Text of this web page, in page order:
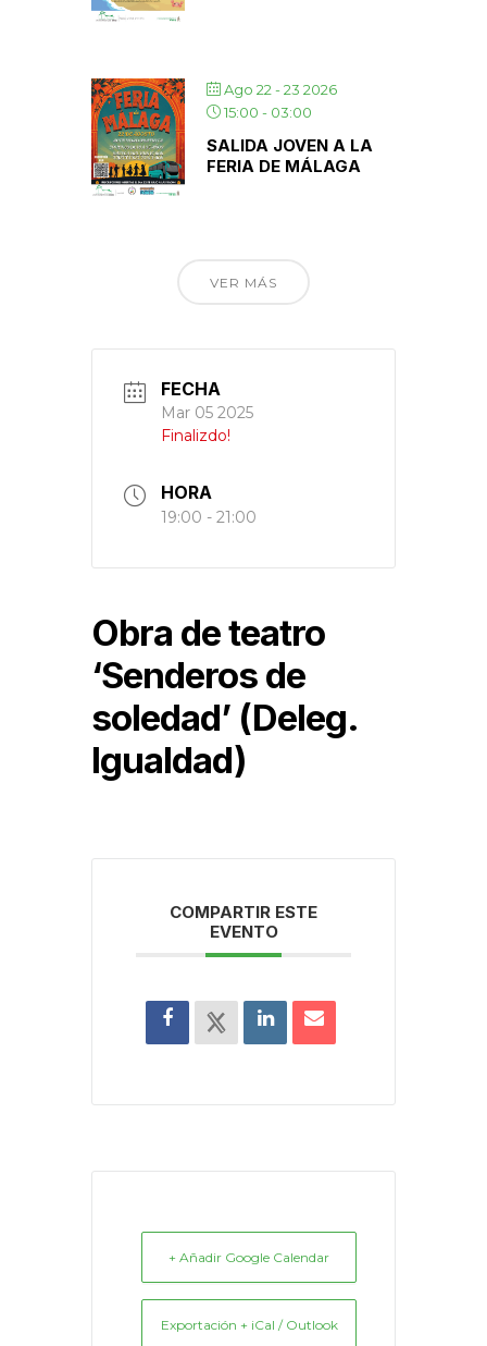
Ago 22 - 23 2026
15:00 - 03:00
SALIDA JOVEN A LA
FERIA DE MÁLAGA
VER MÁS
FECHA
Mar 05 2025
Finalizdo!
HORA
19:00 - 21:00
Obra de teatro
‘Senderos de
soledad’ (Deleg.
Igualdad)
COMPARTIR ESTE
EVENTO
+ Añadir Google Calendar
Exportación + iCal / Outlook